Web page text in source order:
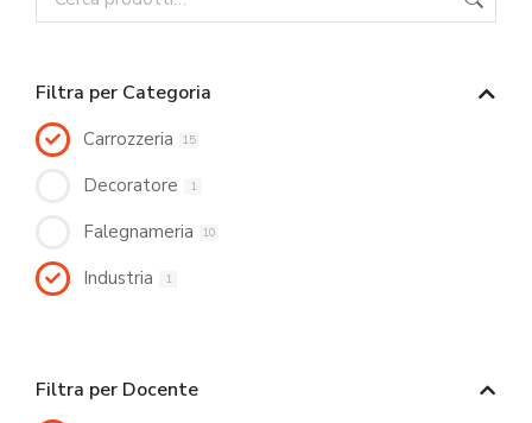
Filtra per Categoria
Carrozzeria 15
Decoratore 1
Falegnameria 10
Industria 1
Filtra per Docente